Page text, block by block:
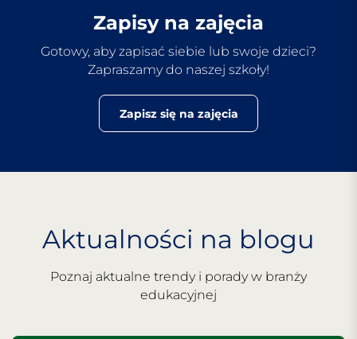
Zapisy na zajęcia
Gotowy, aby zapisać siebie lub swoje dzieci?
Zapraszamy do naszej szkoły!
Zapisz się na zajęcia
Aktualności na blogu
Poznaj aktualne trendy i porady w branży
edukacyjnej